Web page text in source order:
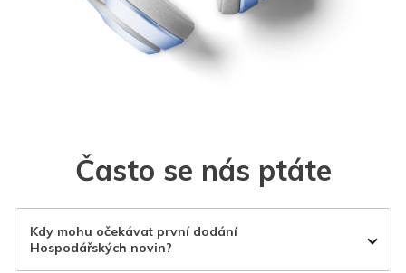
Často se nás ptáte
Kdy mohu očekávat první dodání
Hospodářských novin?